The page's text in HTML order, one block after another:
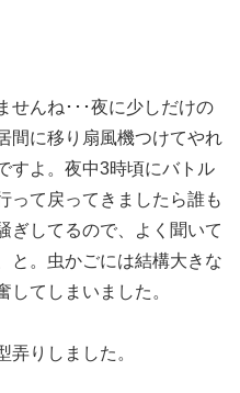
せんね･･･夜に少しだけの
間に移り扇風機つけてやれ
すよ。夜中3時頃にバトル
って戻ってきましたら誰も
ぎしてるので、よく聞いて
と。虫かごには結構大きな
してしまいました。
弄りしました。